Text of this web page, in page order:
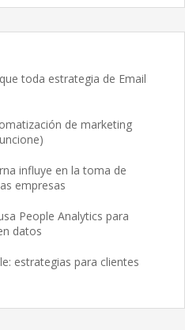
toda estrategia de Email
de marketing
influye en la toma de
empresas
People Analytics para
datos
estrategias para clientes